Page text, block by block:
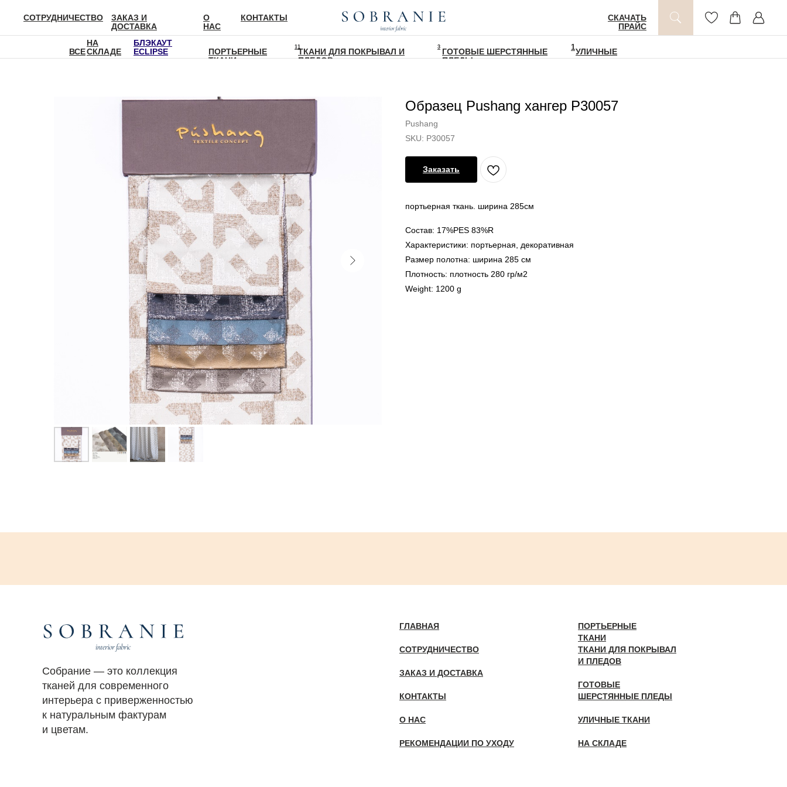
СОТРУДНИЧЕСТВО
ЗАКАЗ И
ДОСТАВКА
О
НАС
КОНТАКТЫ
СКАЧАТЬ
ПРАЙС
ВСЕ
НА
СКЛАДЕ
БЛЭКАУТ
ECLIPSE
ПОРТЬЕРНЫЕ
ТКАНИ
11ТКАНИ ДЛЯ ПОКРЫВАЛ И
ПЛЕДОВ
3 ГОТОВЫЕ ШЕРСТЯННЫЕ
ПЛЕДЫ
1УЛИЧНЫЕ
Образец Pushang хангер P30057
Pushang
SKU: P30057
Заказать
портьерная ткань. ширина 285см
Состав: 17%PES 83%R
Характеристики: портьерная, декоративная
Размер полотна: ширина 285 см
Плотность: плотность 280 гр/м2
Weight: 1200 g
Собрание — это коллекция
тканей для современного
интерьера с приверженностью
к натуральным фактурам
и цветам.
ГЛАВНАЯ
СОТРУДНИЧЕСТВО
ЗАКАЗ И ДОСТАВКА
КОНТАКТЫ
О НАС
ПОРТЬЕРНЫЕ
ТКАНИ
ТКАНИ ДЛЯ ПОКРЫВАЛ
И ПЛЕДОВ
ГОТОВЫЕ
ШЕРСТЯННЫЕ ПЛЕДЫ
УЛИЧНЫЕ ТКАНИ
НА СКЛАДЕ
РЕКОМЕНДАЦИИ ПО УХОДУ